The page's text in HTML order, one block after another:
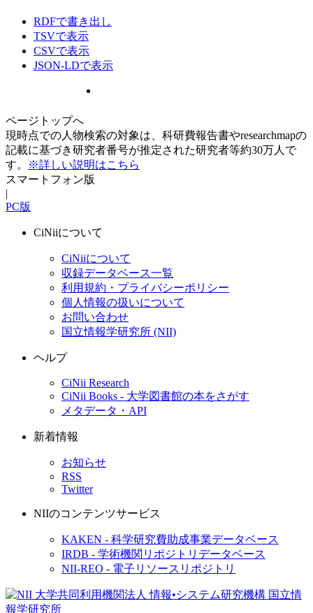
RDFで書き出し
TSVで表示
CSVで表示
JSON-LDで表示
ページトップへ
現時点での人物検索の対象は、科研費報告書やresearchmapの
記載に基づき研究者番号が推定された研究者等約30万人で
す。
※詳しい説明はこちら
スマートフォン版
|
PC版
CiNiiについて
CiNiiについて
収録データベース一覧
利用規約・プライバシーポリシー
個人情報の扱いについて
お問い合わせ
国立情報学研究所 (NII)
ヘルプ
CiNii Research
CiNii Books - 大学図書館の本をさがす
メタデータ・API
新着情報
お知らせ
RSS
Twitter
NIIのコンテンツサービス
KAKEN - 科学研究費助成事業データベース
IRDB - 学術機関リポジトリデータベース
NII-REO - 電子リソースリポジトリ